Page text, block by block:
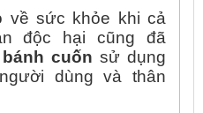
về sức khỏe khi cả
độc hại cũng đã
cuốn sử dụng
dùng và thân